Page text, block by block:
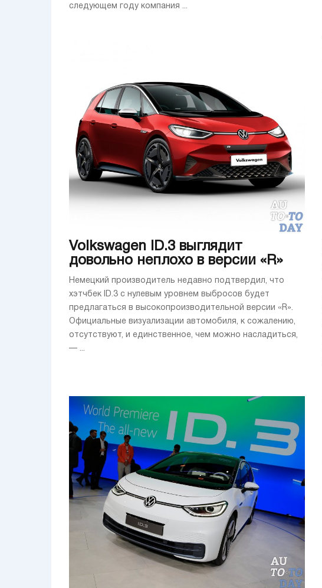
следующем году компания ...
Volkswagen ID.3 выглядит
довольно неплохо в версии «R»
Немецкий производитель недавно подтвердил, что
хэтчбек ID.3 с нулевым уровнем выбросов будет
предлагаться в высокопроизводительной версии «R».
Официальные визуализации автомобиля, к сожалению,
отсутствуют, и единственное, чем можно насладиться,
— ...